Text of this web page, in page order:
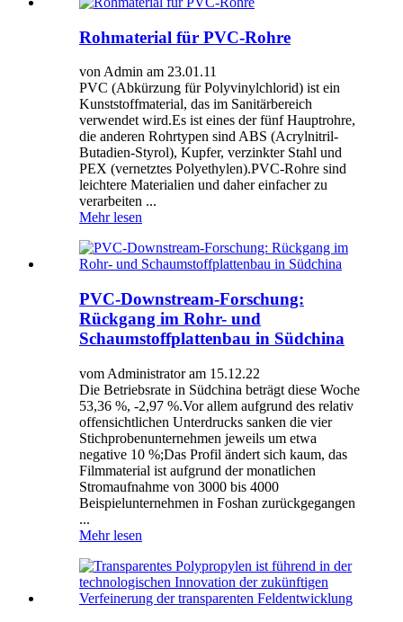
Rohmaterial für PVC-Rohre
von Admin am 23.01.11
PVC (Abkürzung für Polyvinylchlorid) ist ein
Kunststoffmaterial, das im Sanitärbereich
verwendet wird.Es ist eines der fünf Hauptrohre,
die anderen Rohrtypen sind ABS (Acrylnitril-
Butadien-Styrol), Kupfer, verzinkter Stahl und
PEX (vernetztes Polyethylen).PVC-Rohre sind
leichtere Materialien und daher einfacher zu
verarbeiten ...
Mehr lesen
PVC-Downstream-Forschung:
Rückgang im Rohr- und
Schaumstoffplattenbau in Südchina
vom Administrator am 15.12.22
Die Betriebsrate in Südchina beträgt diese Woche
53,36 %, -2,97 %.Vor allem aufgrund des relativ
offensichtlichen Unterdrucks sanken die vier
Stichprobenunternehmen jeweils um etwa
negative 10 %;Das Profil ändert sich kaum, das
Filmmaterial ist aufgrund der monatlichen
Stromaufnahme von 3000 bis 4000
Beispielunternehmen in Foshan zurückgegangen
...
Mehr lesen